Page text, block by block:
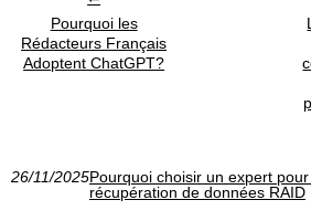
Pourquoi les
Rédacteurs Français
Adoptent ChatGPT?
26/11/2025Pourquoi choisir un expert pour
récupération de données RAID